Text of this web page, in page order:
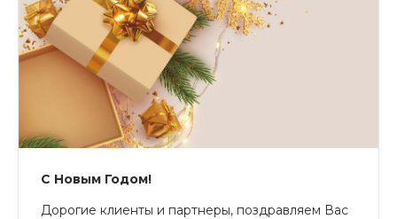
С Новым Годом!
Дорогие клиенты и партнеры, поздравляем Вас